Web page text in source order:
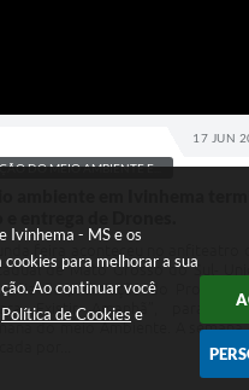
Ivinhema - MS e os
cookies para melhorar a sua
Ao continuar você
Política de Cookies e
17 JUN
DO MEIO AMBIENTE E...
de Mato Grosso do Sul-
de premiação do Projeto
Existir Amanhã”, para
do meio Ambiente. A
por...